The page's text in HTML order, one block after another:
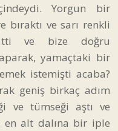
Yorgun bir
bıraktı ve sarı renkli
ve bize doğru
yamaçtaki bir
istemişti acaba?
geniş birkaç adım
ve tümseği aştı ve
en alt dalına bir iple